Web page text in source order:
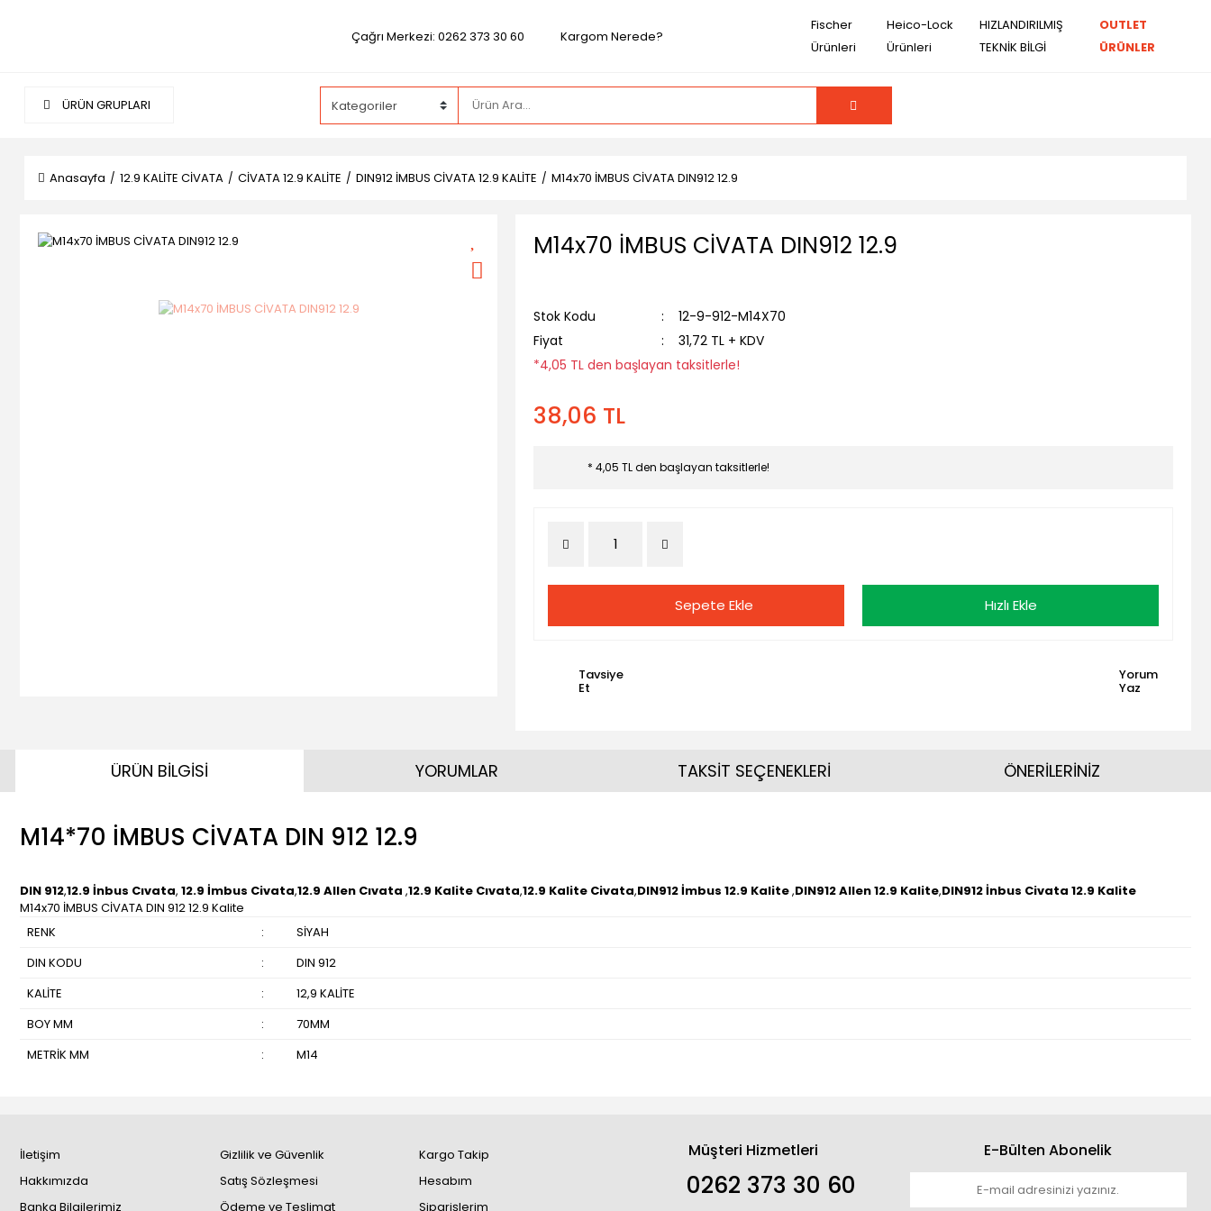
Çağrı Merkezi: 0262 373 30 60 Kargom Nerede?
Fischer
Ürünleri
Heico-Lock
Ürünleri
HIZLANDIRILMIŞ
TEKNİK BİLGİ
OUTLET
ÜRÜNLER
ÜRÜN GRUPLARI
Anasayfa 12.9 KALİTE CİVATA CİVATA 12.9 KALİTE DIN912 İMBUS CİVATA 12.9 KALİTE M14x70 İMBUS CİVATA DIN912 12.9
M14x70 İMBUS CİVATA DIN912 12.9
Stok Kodu
12-9-912-M14X70
Fiyat
31,72 TL + KDV
*4,05 TL den başlayan taksitlerle!
38,06 TL
* 4,05 TL den başlayan taksitlerle!
Sepete Ekle Hızlı Ekle
Tavsiye
Et
Yorum
Yaz
ÜRÜN BİLGİSİ
M14*70 İMBUS CİVATA DIN 912 12.9
DIN 912,12.9 İnbus Cıvata, 12.9 İmbus Civata,12.9 Allen Cıvata ,12.9 Kalite Cıvata,12.9 Kalite Civata,DIN912 İmbus 12.9 Kalite,DIN912 Allen 12.9 Kalite,DIN912 İnbus Civata 12.9 Kalite
M14x70 İMBUS CİVATA DIN 912 12.9 Kalite
RENK
:
SİYAH
DIN KODU
:
DIN 912
KALİTE
:
12,9 KALİTE
BOY MM
:
70MM
METRİK MM
: M14
YORUMLAR TAKSİT SEÇENEKLERİ ÖNERİLERİNİZ
İletişim
Hakkımızda
Banka Bilgilerimiz
Gizlilik ve Güvenlik
Satış Sözleşmesi
Ödeme ve Teslimat
Kargo Takip
Hesabım
Siparişlerim
Müşteri Hizmetleri
0262 373 30 60
E-Bülten Abonelik